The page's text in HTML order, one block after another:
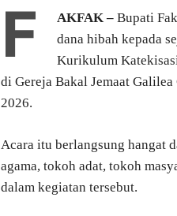
F AKFAK –Bupati
dana hibah kepada
Kurikulum
di Gereja Bakal Jemaat
2026.
Acara itu berlangsung hangat
agama, tokoh adat, tokoh
dalam kegiatan tersebut.